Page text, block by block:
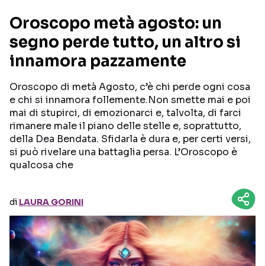
RECENSIONI MUSICALI
INTERVISTE
GOSSIP E CURIOSITÀ
TESTI CANZONI
TOUR ED EVENTI
TALENT SHOW
Seguici sui social
Oroscopo metà agosto: un
segno perde tutto, un altro si
innamora pazzamente
Oroscopo di metà Agosto, c’è chi perde ogni cosa
e chi si innamora follemente.Non smette mai e poi
mai di stupirci, di emozionarci e, talvolta, di farci
rimanere male il piano delle stelle e, soprattutto,
della Dea Bendata. Sfidarla è dura e, per certi versi,
si può rivelare una battaglia persa. L’Oroscopo è
qualcosa che
di LAURA GORINI